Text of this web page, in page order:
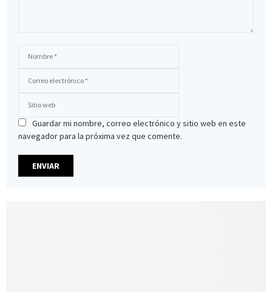
Guardar mi nombre, correo electrónico y sitio web en este
navegador para la próxima vez que comente.